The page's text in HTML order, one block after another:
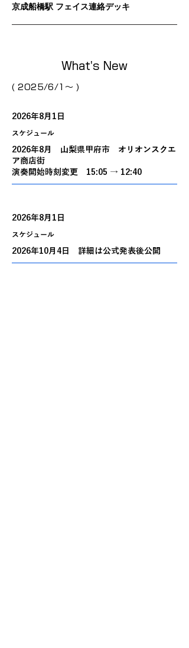
京成船橋駅 フェイス連絡デッキ
What's New
( 2025/6/1～ )
2026年8月1日
スケジュール
2026年8月 山梨県甲府市 オリオンスクエ
ア商店街
演奏開始時刻変更 15:05 → 12:40
2026年8月1日
スケジュール
2026年10月4日 詳細は公式発表後公開